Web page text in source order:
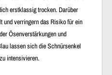
erstklassig trocken. Darüber
und verringern das Risiko für ein
Ösenverstärkungen und
lassen sich die Schnürsenkel
intensivieren.